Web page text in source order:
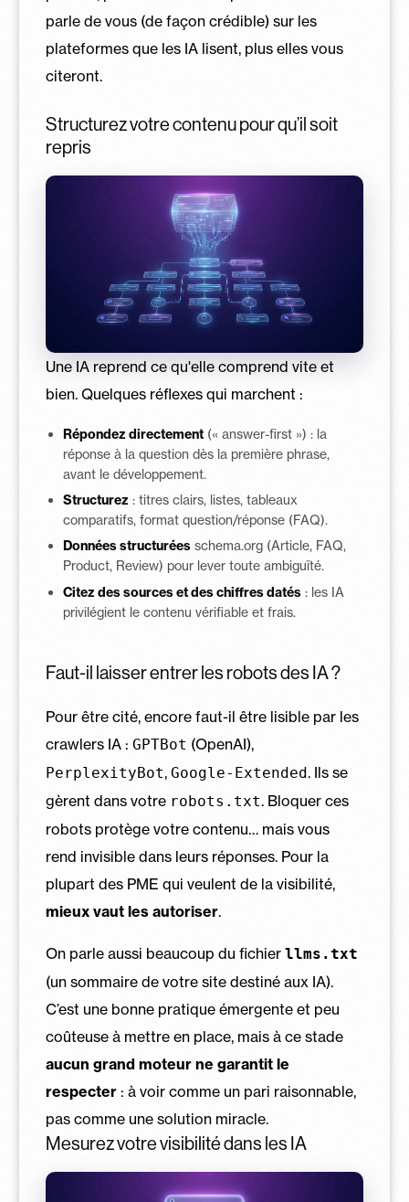
parle de vous (de façon crédible) sur les
plateformes que les IA lisent, plus elles vous
citeront.
Structurez votre contenu pour qu’il soit
repris
Une IA reprend ce qu'elle comprend vite et
bien. Quelques réflexes qui marchent :
Répondez directement (« answer-first ») : la
réponse à la question dès la première phrase,
avant le développement.
Structurez : titres clairs, listes, tableaux
comparatifs, format question/réponse (FAQ).
Données structurées schema.org (Article, FAQ,
Product, Review) pour lever toute ambiguïté.
Citez des sources et des chiffres datés : les IA
privilégient le contenu vérifiable et frais.
Faut-il laisser entrer les robots des IA ?
Pour être cité, encore faut-il être lisible par les
crawlers IA : GPTBot (OpenAI),
PerplexityBot, Google-Extended. Ils se
gèrent dans votre robots.txt. Bloquer ces
robots protège votre contenu… mais vous
rend invisible dans leurs réponses. Pour la
plupart des PME qui veulent de la visibilité,
mieux vaut les autoriser.
On parle aussi beaucoup du fichier llms.txt
(un sommaire de votre site destiné aux IA).
C’est une bonne pratique émergente et peu
coûteuse à mettre en place, mais à ce stade
aucun grand moteur ne garantit le
respecter: à voir comme un pari raisonnable,
pas comme une solution miracle.
Mesurez votre visibilité dans les IA